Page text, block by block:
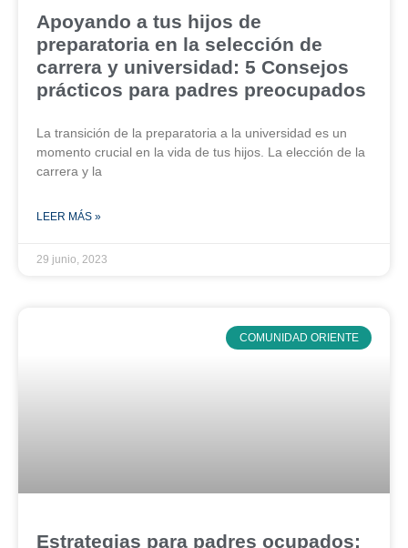
Apoyando a tus hijos de
preparatoria en la selección de
carrera y universidad: 5 Consejos
prácticos para padres preocupados
La transición de la preparatoria a la universidad es un
momento crucial en la vida de tus hijos. La elección de la
carrera y la
LEER MÁS »
29 junio, 2023
COMUNIDAD ORIENTE
Estrategias para padres ocupados: